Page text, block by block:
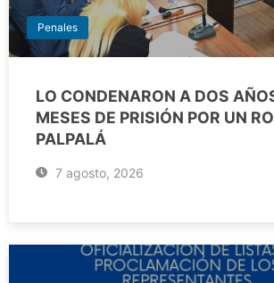
Penales
LO CONDENARON A DOS
MESES DE PRISIÓN POR UN
PALPALÁ
7 agosto, 2026